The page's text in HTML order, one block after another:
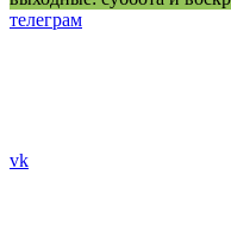
телеграм
vk